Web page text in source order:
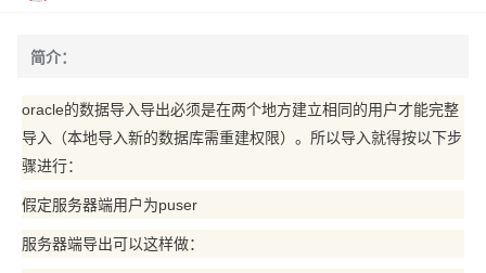
简介：
oracle的数据导入导出必须是在两个地方建立相同的用户才能完整
导入（本地导入新的数据库需重建权限）。所以导入就得按以下步
骤进行：
假定服务器端用户为puser
服务器端导出可以这样做：